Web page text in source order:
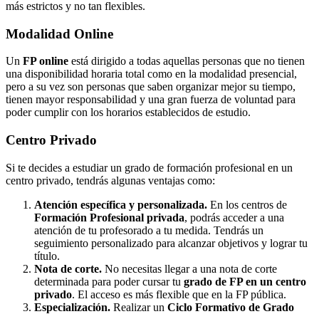
más estrictos y no tan flexibles.
Modalidad Online
Un FP online está dirigido a todas aquellas personas que no tienen
una disponibilidad horaria total como en la modalidad presencial,
pero a su vez son personas que saben organizar mejor su tiempo,
tienen mayor responsabilidad y una gran fuerza de voluntad para
poder cumplir con los horarios establecidos de estudio.
Centro Privado
Si te decides a estudiar un grado de formación profesional en un
centro privado, tendrás algunas ventajas como:
Atención específica y personalizada. En los centros de
Formación Profesional privada, podrás acceder a una
atención de tu profesorado a tu medida. Tendrás un
seguimiento personalizado para alcanzar objetivos y lograr tu
título.
Nota de corte. No necesitas llegar a una nota de corte
determinada para poder cursar tu grado de FP en un centro
privado. El acceso es más flexible que en la FP pública.
Especialización. Realizar un Ciclo Formativo de Grado